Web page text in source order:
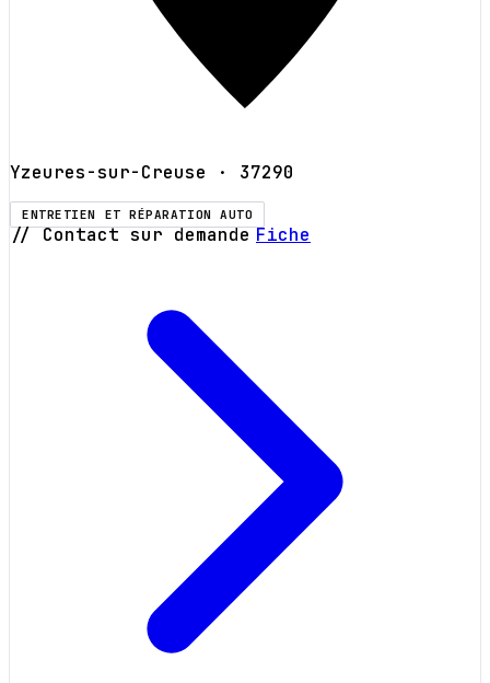
Yzeures-sur-Creuse · 37290
ENTRETIEN ET RÉPARATION AUTO
// Contact sur demande Fiche